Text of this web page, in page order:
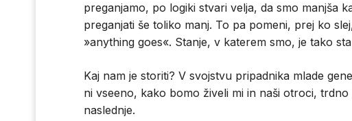
preganjamo, po logiki stvari velja, da smo manjša
preganjati še toliko manj. To pa pomeni, prej ko
»anything goes«. Stanje, v katerem smo, je tako
Kaj nam je storiti? V svojstvu pripadnika mlade
ni vseeno, kako bomo živeli mi in naši otroci,
naslednje.